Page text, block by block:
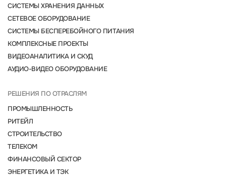
СИСТЕМЫ ХРАНЕНИЯ ДАННЫХ
СЕТЕВОЕ ОБОРУДОВАНИЕ
СИСТЕМЫ БЕСПЕРЕБОЙНОГО ПИТАНИЯ
КОМПЛЕКСНЫЕ ПРОЕКТЫ
ВИДЕОАНАЛИТИКА И СКУД
АУДИО-ВИДЕО ОБОРУДОВАНИЕ
РЕШЕНИЯ ПО ОТРАСЛЯМ
ПРОМЫШЛЕННОСТЬ
РИТЕЙЛ
СТРОИТЕЛЬСТВО
ТЕЛЕКОМ
ФИНАНСОВЫЙ СЕКТОР
ЭНЕРГЕТИКА И ТЭК